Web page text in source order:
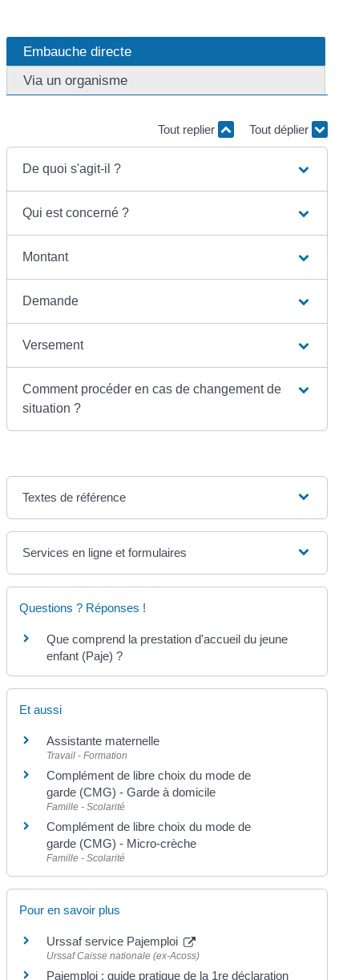
Embauche directe
Via un organisme
Tout replier Tout déplier
De quoi s'agit-il ?
Qui est concerné ?
Montant
Demande
Versement
Comment procéder en cas de changement de
situation ?
Textes de référence
Services en ligne et formulaires
Questions ? Réponses !
Que comprend la prestation d'accueil du jeune
enfant (Paje) ?
Et aussi
Assistante maternelle
Travail - Formation
Complément de libre choix du mode de
garde (CMG) - Garde à domicile
Famille - Scolarité
Complément de libre choix du mode de
garde (CMG) - Micro-crèche
Famille - Scolarité
Pour en savoir plus
Urssaf service Pajemploi
Urssaf Caisse nationale (ex-Acoss)
Pajemploi : guide pratique de la 1re déclaration